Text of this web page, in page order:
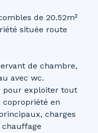
de 20.52m²
située route
de chambre,
avec wc.
pour exploiter tout
copropriété en
charges